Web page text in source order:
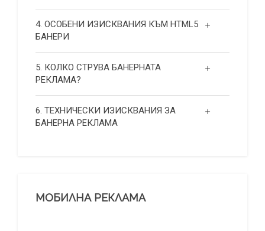
4. ОСОБЕНИ ИЗИСКВАНИЯ КЪМ HTML5
БАНЕРИ
5. КОЛКО СТРУВА БАНЕРНАТА
РЕКЛАМА?
6. ТЕХНИЧЕСКИ ИЗИСКВАНИЯ ЗА
БАНЕРНА РЕКЛАМА
МОБИЛНА РЕКЛАМА